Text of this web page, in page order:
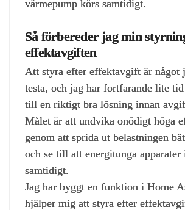
värmepump körs samtidigt.
Så förbereder jag min
effektavgiften
Att styra efter effektavgift är något
testa, och jag har fortfarande lite
till en riktigt bra lösning innan
Målet är att undvika onödigt höga
genom att sprida ut belastningen
och se till att energitunga apparater
samtidigt.
Jag har byggt en funktion i Home
hjälper mig att styra efter